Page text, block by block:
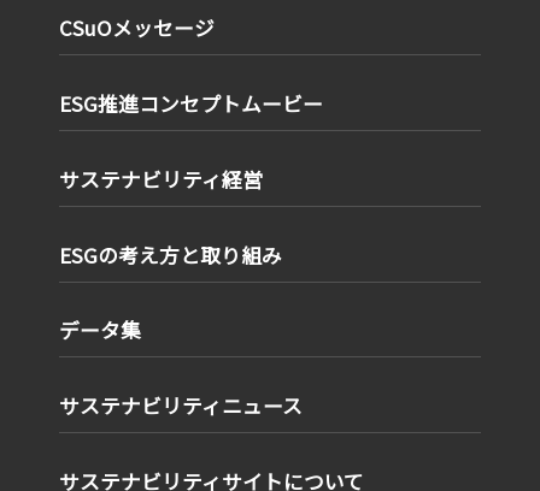
CSuOメッセージ
ESG推進コンセプトムービー
サステナビリティ経営
ESGの考え方と取り組み
データ集
サステナビリティニュース
サステナビリティサイトについて